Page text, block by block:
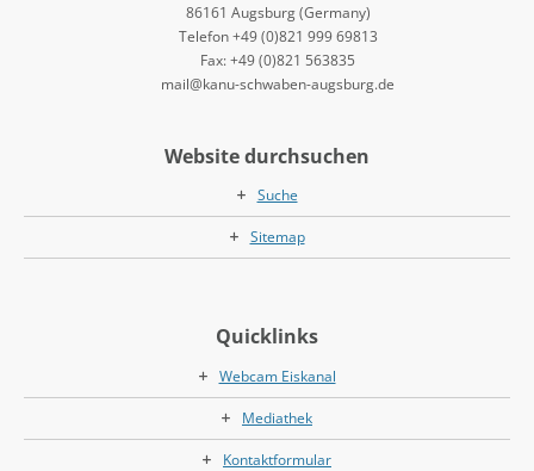
86161 Augsburg (Germany)
Telefon +49 (0)821 999 69813
Fax: +49 (0)821 563835
mail@kanu-schwaben-augsburg.de
Website durchsuchen
Suche
Sitemap
Quicklinks
Webcam Eiskanal
Mediathek
Kontaktformular